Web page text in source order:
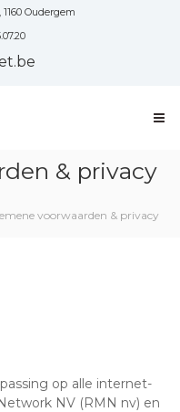
Oudergem
& privacy
voorwaarden & privacy
op alle internet-
NV (RMN nv) en